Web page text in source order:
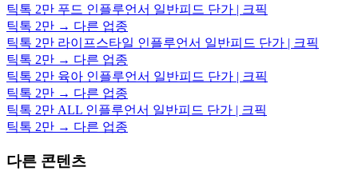
틱톡 2만 푸드 인플루언서 일반피드 단가 | 크픽
틱톡 2만 → 다른 업종
틱톡 2만 라이프스타일 인플루언서 일반피드 단가 | 크픽
틱톡 2만 → 다른 업종
틱톡 2만 육아 인플루언서 일반피드 단가 | 크픽
틱톡 2만 → 다른 업종
틱톡 2만 ALL 인플루언서 일반피드 단가 | 크픽
틱톡 2만 → 다른 업종
다른 콘텐츠